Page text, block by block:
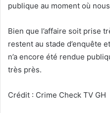
publique au moment où
Bien que l’affaire soit prise
restent au stade d’enquête
n’a encore été rendue
très près.
Crédit : Crime Check TV GH